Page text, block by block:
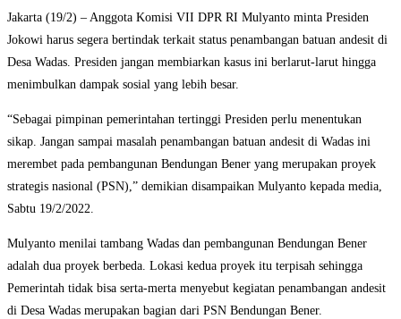
Jakarta (19/2) – Anggota Komisi VII DPR RI Mulyanto minta Presiden
Jokowi harus segera bertindak terkait status penambangan batuan andesit di
Desa Wadas. Presiden jangan membiarkan kasus ini berlarut-larut hingga
menimbulkan dampak sosial yang lebih besar.
“Sebagai pimpinan pemerintahan tertinggi Presiden perlu menentukan
sikap. Jangan sampai masalah penambangan batuan andesit di Wadas ini
merembet pada pembangunan Bendungan Bener yang merupakan proyek
strategis nasional (PSN),” demikian disampaikan Mulyanto kepada media,
Sabtu 19/2/2022.
Mulyanto menilai tambang Wadas dan pembangunan Bendungan Bener
adalah dua proyek berbeda. Lokasi kedua proyek itu terpisah sehingga
Pemerintah tidak bisa serta-merta menyebut kegiatan penambangan andesit
di Desa Wadas merupakan bagian dari PSN Bendungan Bener.